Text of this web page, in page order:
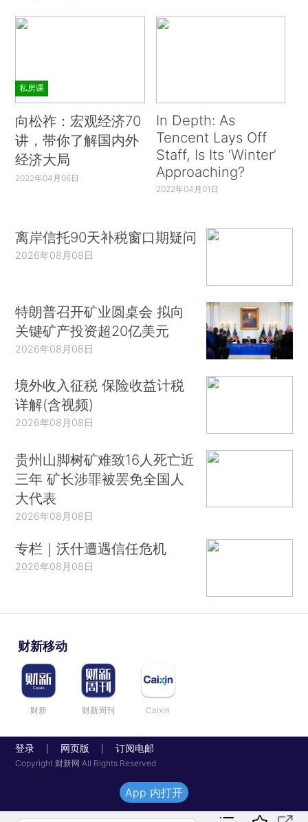
私房课
向松祚：宏观经济70
讲，带你了解国内外
经济大局
2022年04月06日
In Depth: As
Tencent Lays Off
Staff, Is Its ‘Winter’
Approaching?
2022年04月01日
离岸信托90天补税窗口期疑问
2026年08月08日
特朗普召开矿业圆桌会 拟向
关键矿产投资超20亿美元
2026年08月08日
境外收入征税 保险收益计税
详解(含视频)
2026年08月08日
贵州山脚树矿难致16人死亡近
三年 矿长涉罪被罢免全国人
大代表
2026年08月08日
专栏｜沃什遭遇信任危机
2026年08月08日
财新移动
财新 财新周刊 Caixin
登录 网页版 订阅电邮
Copyright 财新网 All Rights Reserved
App 内打开